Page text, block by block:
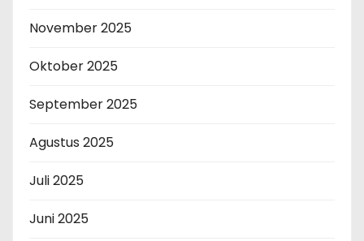
November 2025
Oktober 2025
September 2025
Agustus 2025
Juli 2025
Juni 2025